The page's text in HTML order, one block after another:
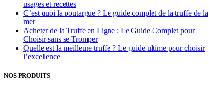
usages et recettes
C’est quoi la poutargue ? Le guide complet de la truffe de la
mer
Acheter de la Truffe en Ligne : Le Guide Complet pour
Choisir sans se Tromper
Quelle est la meilleure truffe ? Le guide ultime pour choisir
l’excellence
NOS PRODUITS